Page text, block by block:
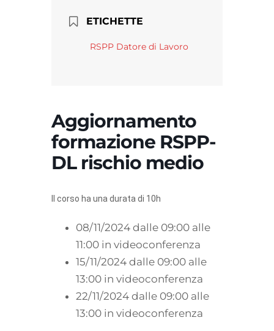
ETICHETTE
RSPP Datore di Lavoro
Aggiornamento
formazione RSPP-
DL rischio medio
Il corso ha una durata di 10h
08/11/2024 dalle 09:00 alle
11:00 in videoconferenza
15/11/2024 dalle 09:00 alle
13:00 in videoconferenza
22/11/2024 dalle 09:00 alle
13:00 in videoconferenza